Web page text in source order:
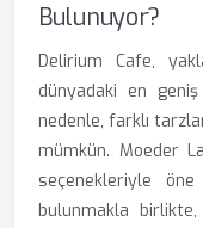
Bulunuyor?
Delirium Cafe,
dünyadaki en
nedenle, farklı
mümkün. Moeder
seçenekleriyle
bulunmakla